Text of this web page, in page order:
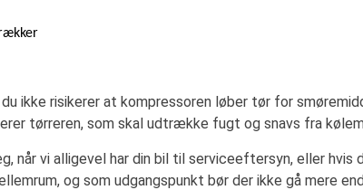
ikke risikerer at kompressoren løber tør for
tørreren, som skal udtrække fugt og snavs fra
når vi alligevel har din bil til serviceeftersyn, eller
og som udgangspunkt bør der ikke gå mere